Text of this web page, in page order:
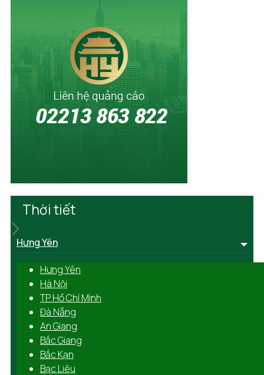
Thời tiết
Hưng Yên
Hưng Yên
Hà Nội
TP Hồ Chí Minh
Đà Nẵng
An Giang
Bắc Giang
Bắc Kạn
Bạc Liêu